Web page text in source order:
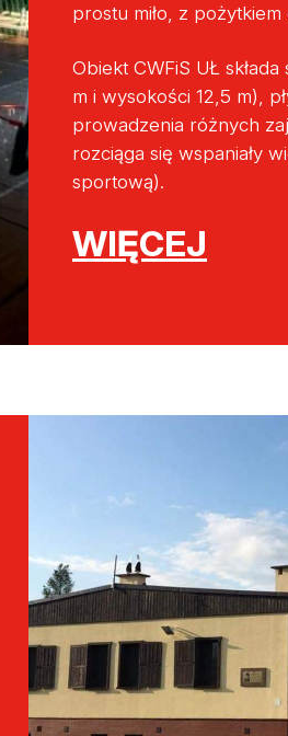
prostu miło, z
Obiekt CWFiS UŁ
m i wysokości 12,5 m),
prowadzenia różnych
rozciąga się wspaniały
sportową).
WIĘCEJ